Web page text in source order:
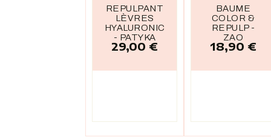
REPULPANT
LÈVRES
HYALURONIC
- PATYKA
Prix
29,00 €
BAUME
COLOR &
REPULP -
ZAO
Prix
18,90 €